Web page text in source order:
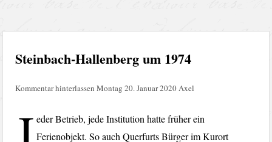
Steinbach-Hallenberg um 1974
Kommentar hinterlassen Montag 20. Januar 2020Axel
eder Betrieb, jede Institution hatte früher ein
Ferienobjekt. So auch Querfurts Bürger im Kurort